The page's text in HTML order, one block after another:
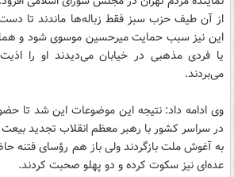
از آن طیف حزب سبز فقط زباله‌ها ماندند تا
یا فردی مذهبی در خیابان می‌دیدند او را
می‌بردند.
در سراسر کشور با رهبر معظم انقلاب تجدید
به آغوش ملت بازگردند ولی باز هم رؤسای فتنه
عده‌ای نیز سکوت کرده و دو پهلو صحبت کردند.